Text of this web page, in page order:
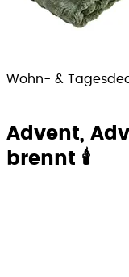
Wohn- &
Advent,
brennt 🕯️